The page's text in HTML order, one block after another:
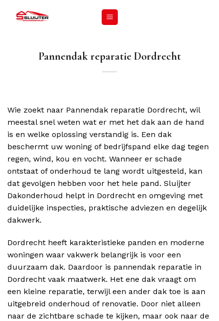
Pannendak reparatie Dordrecht
Wie zoekt naar Pannendak reparatie Dordrecht, wil
meestal snel weten wat er met het dak aan de hand
is en welke oplossing verstandig is. Een dak
beschermt uw woning of bedrijfspand elke dag tegen
regen, wind, kou en vocht. Wanneer er schade
ontstaat of onderhoud te lang wordt uitgesteld, kan
dat gevolgen hebben voor het hele pand. Sluijter
Dakonderhoud helpt in Dordrecht en omgeving met
duidelijke inspecties, praktische adviezen en degelijk
dakwerk.
Dordrecht heeft karakteristieke panden en moderne
woningen waar vakwerk belangrijk is voor een
duurzaam dak. Daardoor is pannendak reparatie in
Dordrecht vaak maatwerk. Het ene dak vraagt om
een kleine reparatie, terwijl een ander dak toe is aan
uitgebreid onderhoud of renovatie. Door niet alleen
naar de zichtbare schade te kijken, maar ook naar de